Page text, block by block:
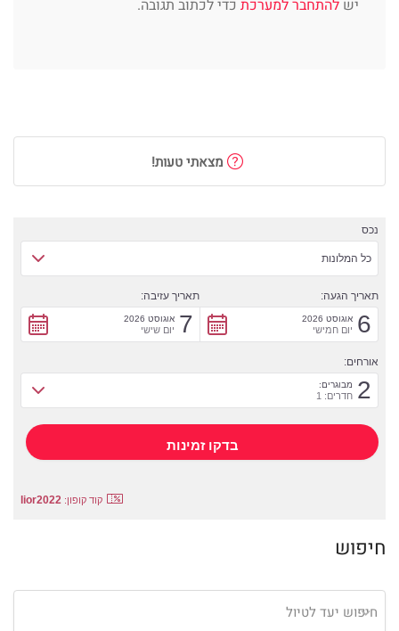
יש להתחבר למערכת כדי לכתוב תגובה.
מצאתי טעות!
נכס
כל המלונות
תאריך הגעה:
6 אוגוסט 2026
יום חמישי
תאריך עזיבה:
7 אוגוסט 2026
יום שישי
אורחים:
2 מבוגרים:
חדרים: 1
קוד קופון: lior2022
חיפוש
חיפוש יעד לטיול